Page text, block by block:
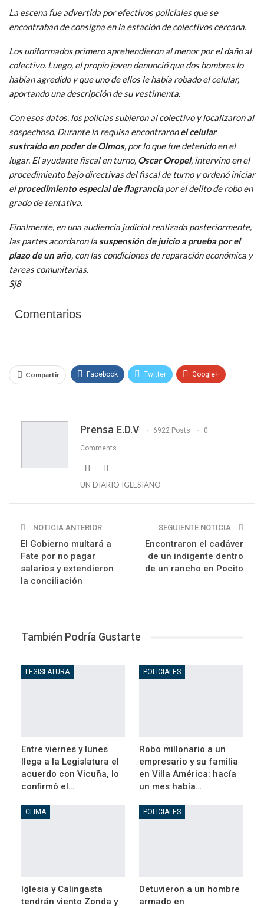
La escena fue advertida por efectivos policiales que se
encontraban de consigna en la estación de colectivos cercana.
Los uniformados primero aprehendieron al menor por el daño al
colectivo. Luego, el propio joven denunció que dos hombres lo
habían agredido y que uno de ellos le había robado el celular,
aportando una descripción de su vestimenta.
Con esos datos, los policías subieron al colectivo y localizaron al
sospechoso. Durante la requisa encontraronel celular
sustraído en poder de Olmos, por lo que fue detenido en el
lugar. El ayudante fiscal en turno, Oscar Oropel, intervino en el
procedimiento bajo directivas del fiscal de turno y ordenó iniciar
elprocedimiento especial de flagranciapor el delito de robo en
grado de tentativa.
Finalmente, en una audiencia judicial realizada posteriormente,
las partes acordaron la suspensión de juicio a prueba por el
plazo de un año, con las condiciones de reparación económica y
tareas comunitarias.
Sj8
Comentarios
Compartir Facebook Twitter Google+
Prensa E.D.V 6922 Posts 0
Comments
UN DIARIO IGLESIANO
NOTICIA ANTERIOR
El Gobierno multará a
Fate por no pagar
salarios y extendieron
la conciliación
SEGUIENTE NOTICIA
Encontraron el cadáver
de un indigente dentro
de un rancho en Pocito
También Podría Gustarte
LEGISLATURA
Entre viernes y lunes
llega a la Legislatura el
acuerdo con Vicuña, lo
confirmó el…
POLICIALES
Robo millonario a un
empresario y su familia
en Villa América: hacía
un mes había…
CLIMA
Iglesia y Calingasta
tendrán viento Zonda y
POLICIALES
Detuvieron a un hombre
armado en